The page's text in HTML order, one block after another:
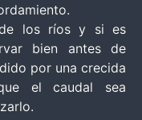
de los ríos y si es
bien antes de
por una crecida
el caudal sea